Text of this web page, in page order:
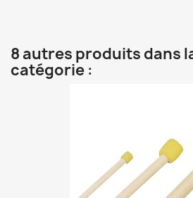
8 autres produits dans
catégorie :